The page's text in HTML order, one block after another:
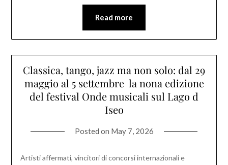
Read more
Classica, tango, jazz ma non solo: dal 29
maggio al 5 settembre la nona edizione
del festival Onde musicali sul Lago d
Iseo
Posted on May 7, 2026
Artisti affermati, vincitori di concorsi internazionali e